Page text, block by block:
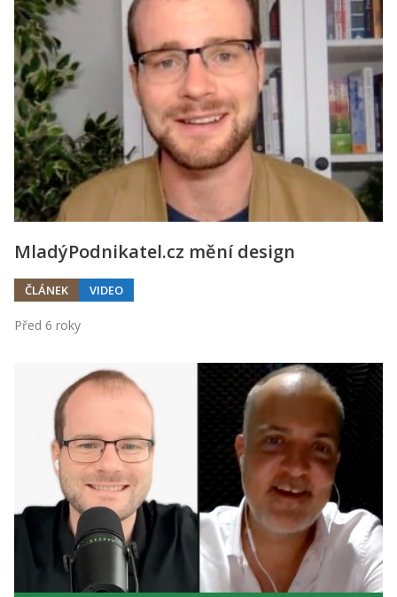
MladýPodnikatel.cz mění design
ČLÁNEK VIDEO
Před 6 roky